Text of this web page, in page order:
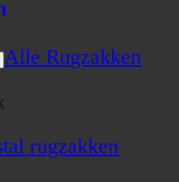
Alle Rugzakken
rugzakken